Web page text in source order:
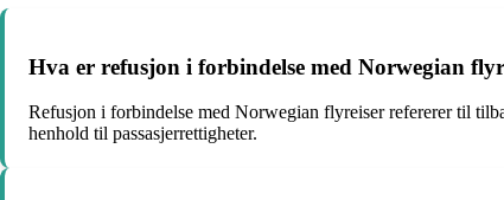
Hva er refusjon i forbindelse med Norwegian
Refusjon i forbindelse med Norwegian flyreiser refererer til
henhold til passasjerrettigheter.